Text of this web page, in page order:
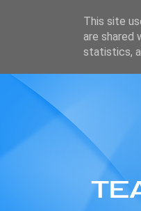
This site
are shared
statistics,